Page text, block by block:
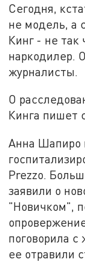
Сегодня,
не модель, а
Кинг - не так
наркодилер.
журналисты.
О
Кинга пишет
Анна Шапиро
Prezzo.
заявили о
"Новичком",
поговорила с
ее отравили